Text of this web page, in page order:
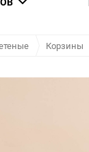
Корзины